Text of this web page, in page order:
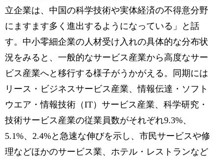
立企業は、中国の科学技術や実体経済の不得意分野
にますます多く進出するようになっている」と話
す。中小零細企業の人材受け入れの具体的な分布状
況をみると、一般的なサービス産業から高度なサー
ビス産業へと移行する様子がうかがえる。同期には
リース・ビジネスサービス産業、情報伝達・ソフト
ウエア・情報技術（IT）サービス産業、科学研究・
技術サービス産業の従業員数がそれぞれ9.3%、
5.1%、2.4%と急速な伸びを示し、市民サービスや修
理などほかのサービス業、ホテル・レストランなど